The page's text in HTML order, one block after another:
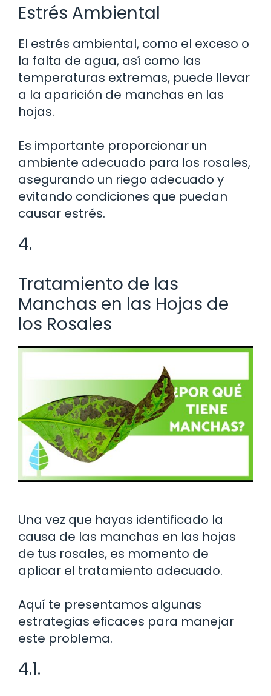
Estrés Ambiental
El estrés ambiental, como el exceso o
la falta de agua, así como las
temperaturas extremas, puede llevar
a la aparición de manchas en las
hojas.
Es importante proporcionar un
ambiente adecuado para los rosales,
asegurando un riego adecuado y
evitando condiciones que puedan
causar estrés.
4.
Tratamiento de las
Manchas en las Hojas de
los Rosales
Una vez que hayas identificado la
causa de las manchas en las hojas
de tus rosales, es momento de
aplicar el tratamiento adecuado.
Aquí te presentamos algunas
estrategias eficaces para manejar
este problema.
4.1.